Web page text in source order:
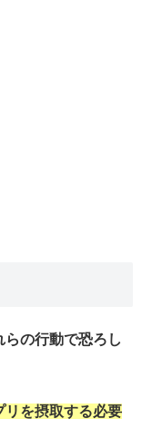
の行動で恐ろし
リを摂取する必要